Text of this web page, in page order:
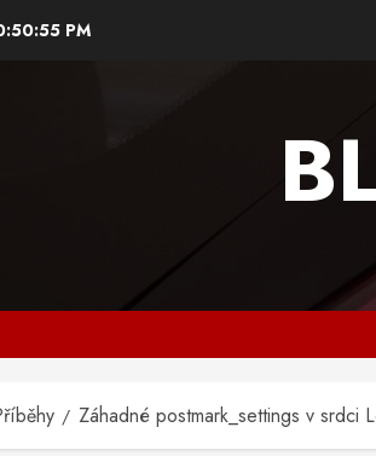
PM
Záhadné postmark_settings v srdci